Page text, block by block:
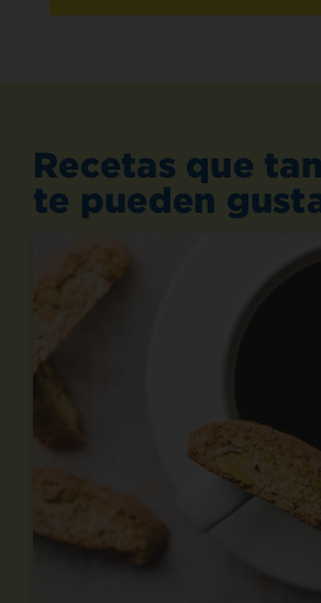
Recetas que
te pueden